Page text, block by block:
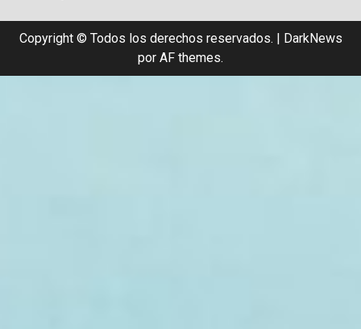
Copyright © Todos los derechos reservados. | DarkNews
por AF themes.